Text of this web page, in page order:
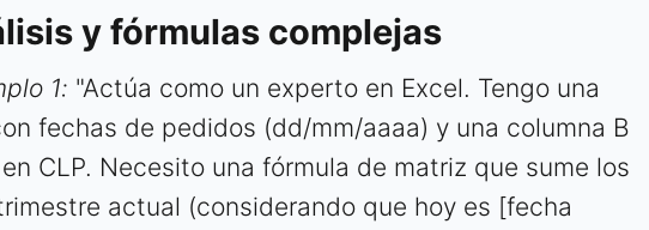
y fórmulas complejas
1: "Actúa como un experto en Excel. Tengo una
fechas de pedidos (dd/mm/aaaa) y una columna B
CLP. Necesito una fórmula de matriz que sume los
actual (considerando que hoy es [fecha